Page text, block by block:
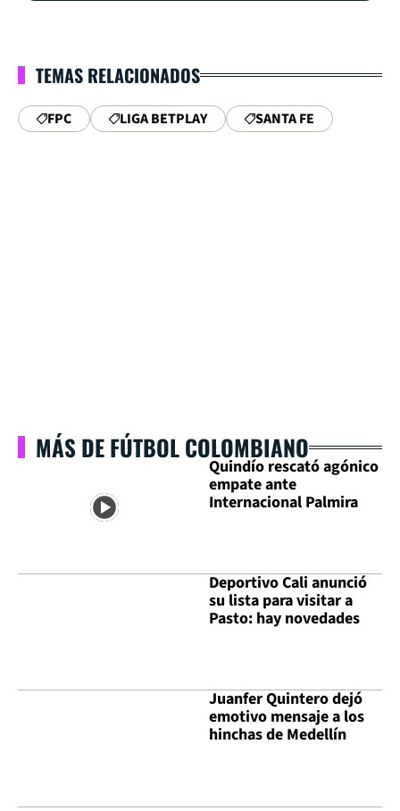
TEMAS RELACIONADOS
FPC LIGA BETPLAY SANTA FE
MÁS DE FÚTBOL COLOMBIANO
Quindío rescató agónico
empate ante
Internacional Palmira
Deportivo Cali anunció
su lista para visitar a
Pasto: hay novedades
Juanfer Quintero dejó
emotivo mensaje a los
hinchas de Medellín